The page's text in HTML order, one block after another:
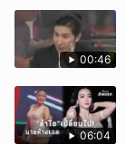
00:46
06:04